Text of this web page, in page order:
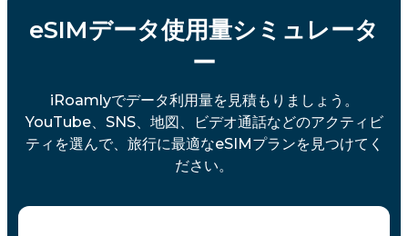
eSIMデータ使用量シミュレータ
ー
iRoamlyでデータ利用量を見積もりましょう。
YouTube、SNS、地図、ビデオ通話などのアクティビ
ティを選んで、旅行に最適なeSIMプランを見つけてく
ださい。